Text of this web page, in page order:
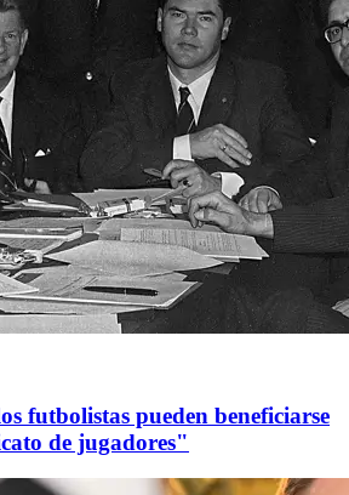
futbolistas pueden beneficiarse
de jugadores"